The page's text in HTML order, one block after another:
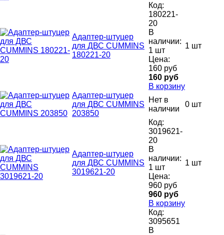
Адаптер-штуцер
для ДВС CUMMINS
180221-20
Код:
180221-
20
В
наличии:
1 шт
Цена:
160 руб
160 руб
В корзину
1 шт
Адаптер-штуцер
для ДВС CUMMINS
203850
Нет в
наличии
0 шт
Адаптер-штуцер
для ДВС CUMMINS
3019621-20
Код:
3019621-
20
В
наличии:
1 шт
Цена:
960 руб
960 руб
В корзину
1 шт
Код:
3095651
В